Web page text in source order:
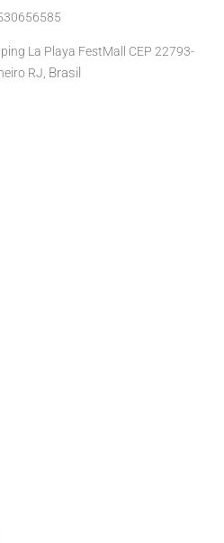
La Playa FestMall CEP 22793-
RJ, Brasil